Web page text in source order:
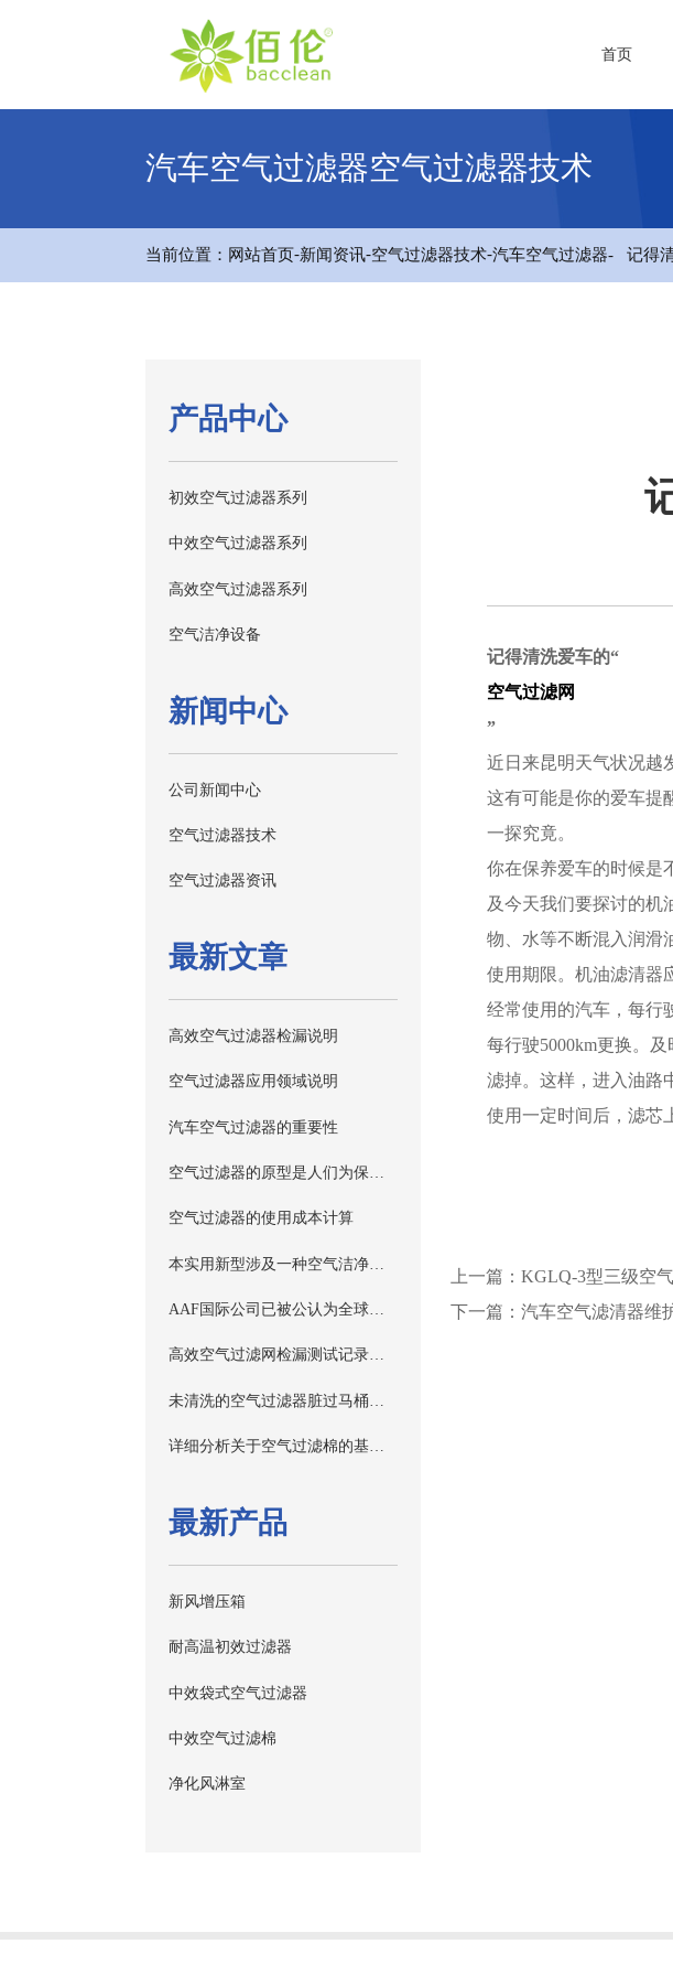
首页
汽车空气过滤器空气过滤器技术
当前位置： 网站首页-新闻资讯-空气过滤器技术-汽车空气过滤器- 记得清
产品中心
初效空气过滤器系列
中效空气过滤器系列
高效空气过滤器系列
空气洁净设备
新闻中心
公司新闻中心
空气过滤器技术
空气过滤器资讯
最新文章
高效空气过滤器检漏说明
空气过滤器应用领域说明
汽车空气过滤器的重要性
空气过滤器的使用成本计算
本实用新型涉及一种空气洁净设备，尤其涉及制药、电子、半导体、IT产业、食品等需要高洁净度洁净厂房的空气过滤设备
AAF国际公司已被公认为全球空气净化高品质、专业化和技术革新的代表
高效空气过滤网检漏测试记录表参考
详细分析关于空气过滤棉的基础作用
最新产品
新风增压箱
耐高温初效过滤器
中效袋式空气过滤器
中效空气过滤棉
净化风淋室
记得清洗爱车的“
空气过滤网
”
近日来昆明天气状况越
这有可能是你的爱车提
一探究竟。
你在保养爱车的时候是
及今天我们要探讨的机
物、水等不断混入润滑
使用期限。机油滤清器
经常使用的汽车，每行
每行驶5000km更换。
滤掉。这样，进入油路
使用一定时间后，滤芯
上一篇：KGLQ-3型三级空
下一篇：汽车空气滤清器维